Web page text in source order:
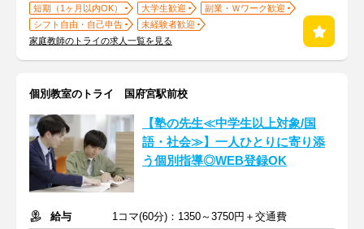
短期（1ヶ月以内OK） 大学生歓迎
副業・Ｗワーク歓迎
シフト自由・自己申告
未経験者歓迎
家庭教師のトライの求人一覧を見る
個別教室のトライ 国府宮駅前校
【塾の先生≪中学生以上対象/国
語・社会≫】一人ひとりに寄り添
う個別指導◎WEB登録OK
給与
1コマ(60分)：1350～3750円＋交通費